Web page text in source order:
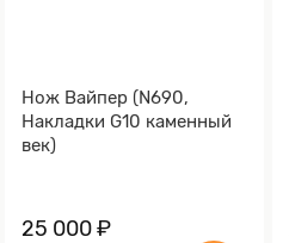
Нож Вайпер (N690,
Накладки G10 каменный
век)
25 000 ₽